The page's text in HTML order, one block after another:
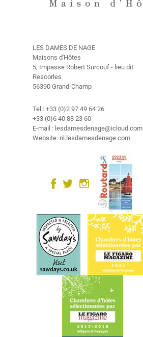
LES DAMES DE NAGE
Maisons d'Hôtes
5, Impasse Robert Surcouf - lieu dit
Rescorles
56390 Grand-Champ
Tel : +33 (0)2 97 49 64 26
+33 (0)6 40 88 23 60
E-mail : lesdamesdenage@icloud.com
Website: nl.lesdamesdenage.com